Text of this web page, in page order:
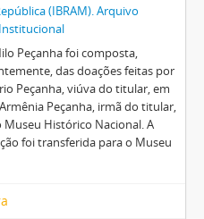
(IBRAM). Arquivo
Peçanha foi composta,
das doações feitas por
Peçanha, viúva do titular, em
Peçanha, irmã do titular,
Museu Histórico Nacional. A
foi transferida para o Museu